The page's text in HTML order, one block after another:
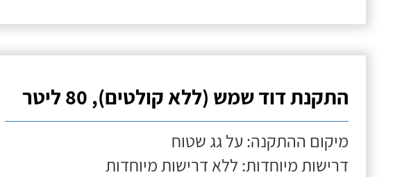
התקנת דוד שמש (ללא קולטים), 80 ליטר
מיקום ההתקנה: על גג שטוח
דרישות מיוחדות: ללא דרישות מיוחדות